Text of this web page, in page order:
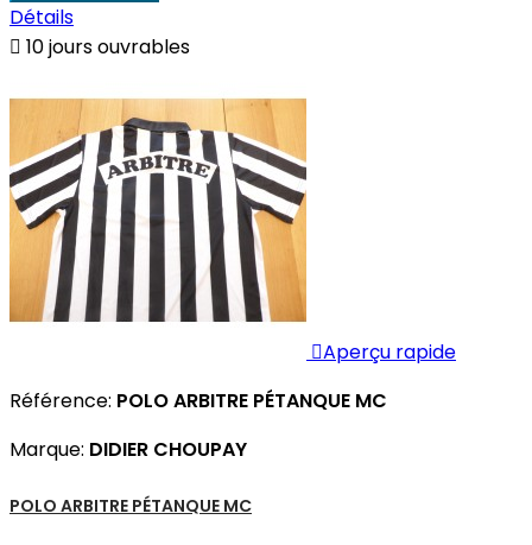
Détails
 10 jours ouvrables
Aperçu rapide
Référence: POLO ARBITRE PÉTANQUE MC
Marque: DIDIER CHOUPAY
POLO ARBITRE PÉTANQUE MC